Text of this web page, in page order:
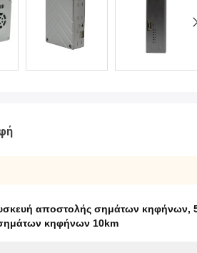
αποστολής σημάτων κηφήνων,
κηφήνων 10km